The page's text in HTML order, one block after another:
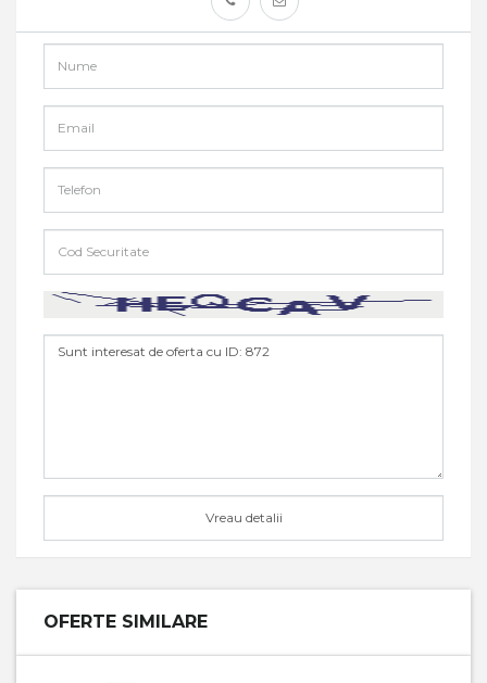
OFERTE SIMILARE